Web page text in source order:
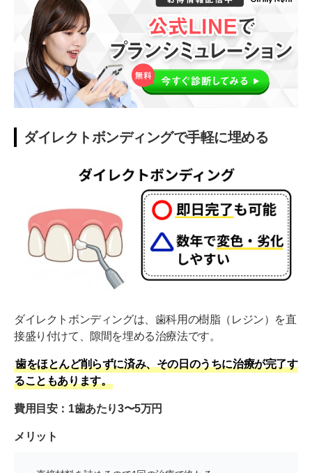
ダイレクトボンディングで手軽に埋める
ダイレクトボンディングは、歯科用の樹脂（レジン）を直
接盛り付けて、隙間を埋める治療法です。
歯をほとんど削らずに済み、その日のうちに治療が完了す
ることもあります。
費用目安：1歯あたり3〜5万円
メリット